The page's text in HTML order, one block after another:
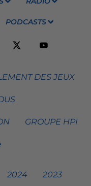
PODCASTS
DES JEUX
GROUPE HPI
2024 2023